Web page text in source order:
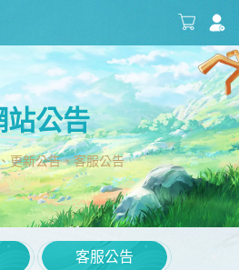
站公告
更新公告、客服公告
客服公告